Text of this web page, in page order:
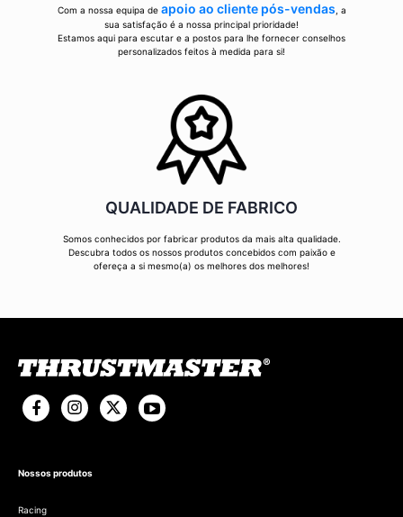
Com a nossa equipa de apoio ao cliente pós-vendas , a
sua satisfação é a nossa principal prioridade!
Estamos aqui para escutar e a postos para lhe fornecer conselhos
personalizados feitos à medida para si!
QUALIDADE DE FABRICO
Somos conhecidos por fabricar produtos da mais alta qualidade.
Descubra todos os nossos produtos concebidos com paixão e
ofereça a si mesmo(a) os melhores dos melhores!
Nossos produtos
Racing